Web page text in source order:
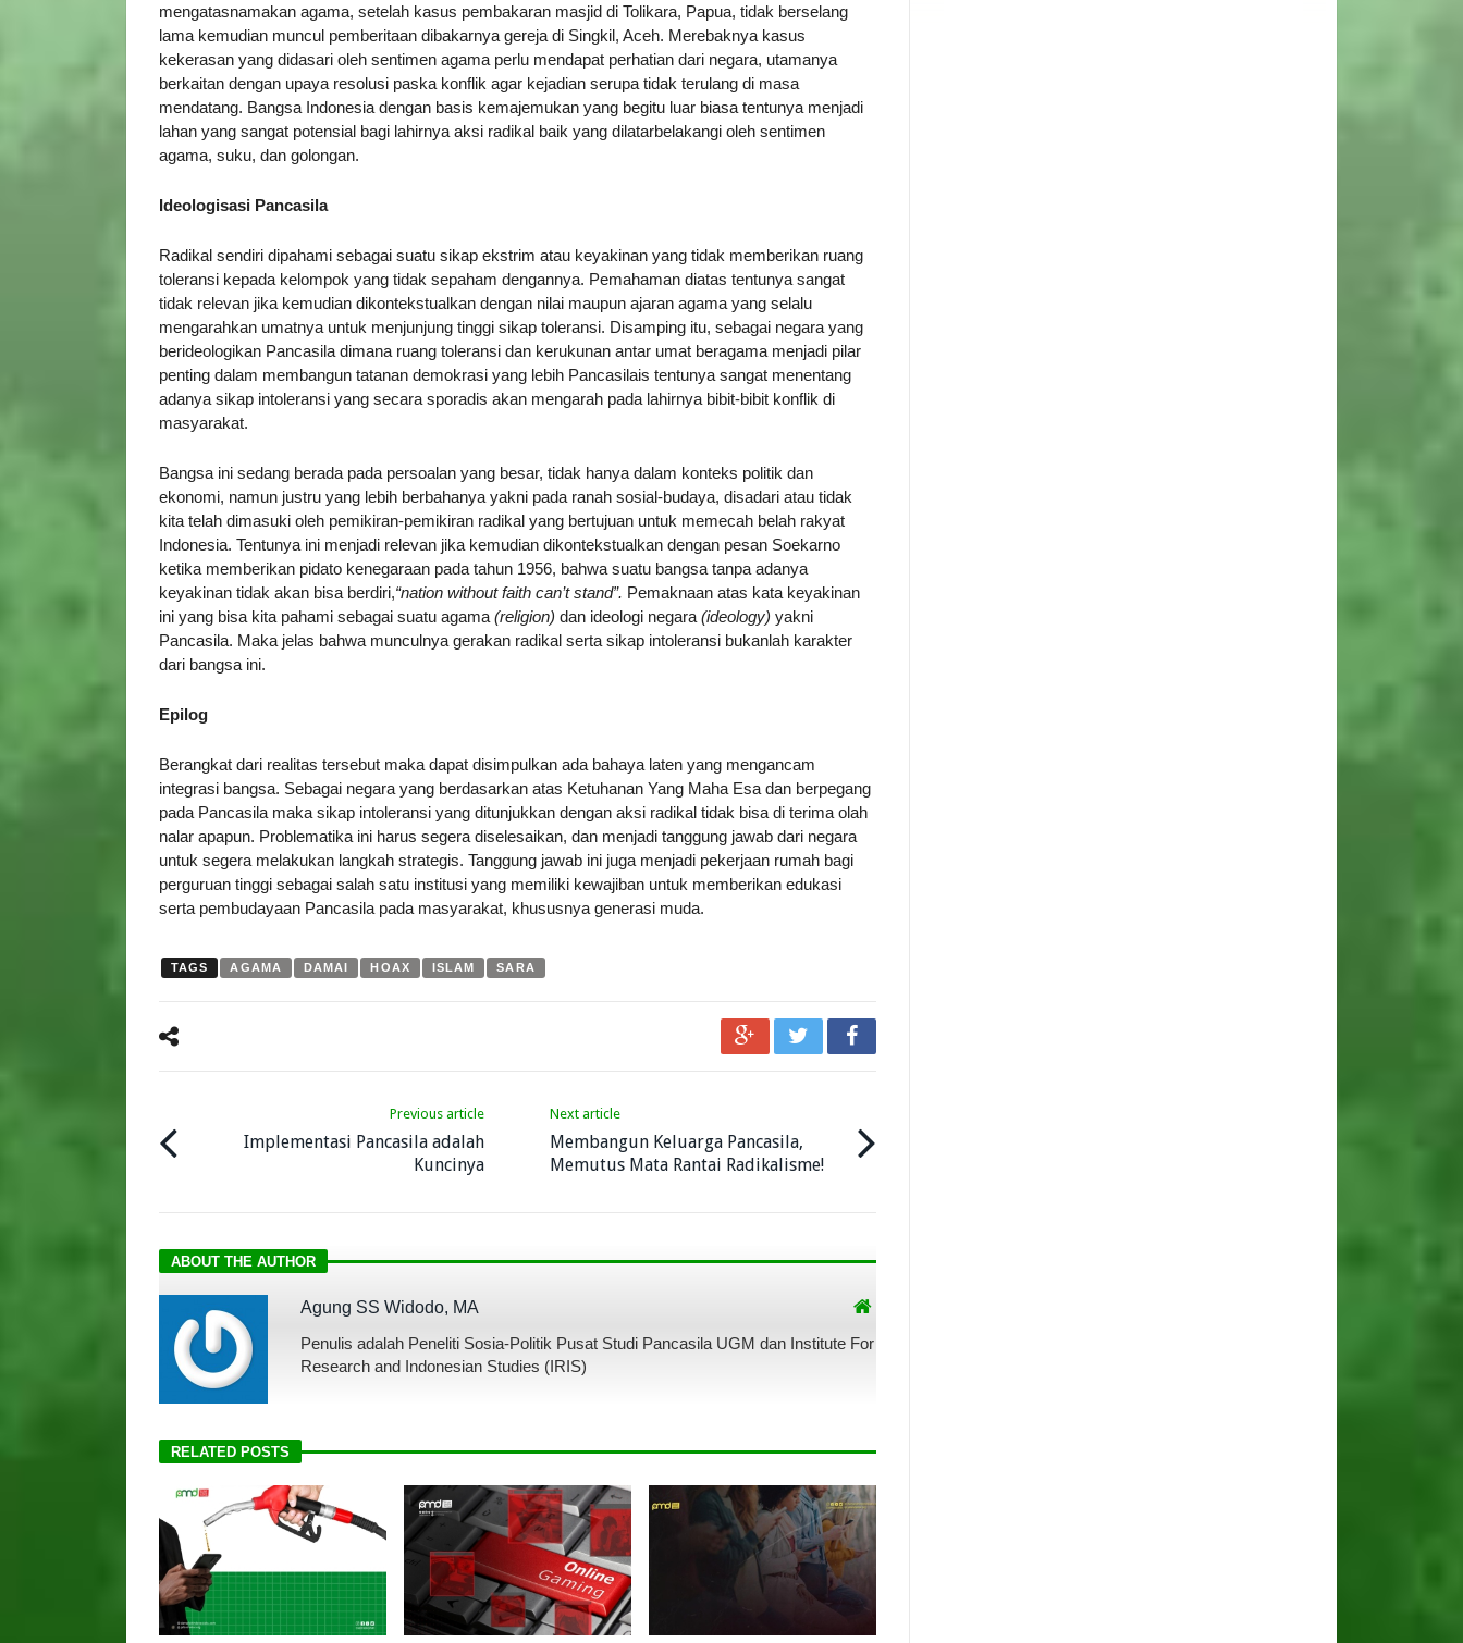
mengatasnamakan agama, setelah kasus pembakaran masjid di Tolikara, Papua, tidak berselang
lama kemudian muncul pemberitaan dibakarnya gereja di Singkil, Aceh. Merebaknya kasus
kekerasan yang didasari oleh sentimen agama perlu mendapat perhatian dari negara, utamanya
berkaitan dengan upaya resolusi paska konflik agar kejadian serupa tidak terulang di masa
mendatang. Bangsa Indonesia dengan basis kemajemukan yang begitu luar biasa tentunya menjadi
lahan yang sangat potensial bagi lahirnya aksi radikal baik yang dilatarbelakangi oleh sentimen
agama, suku, dan golongan.
Ideologisasi Pancasila
Radikal sendiri dipahami sebagai suatu sikap ekstrim atau keyakinan yang tidak memberikan ruang
toleransi kepada kelompok yang tidak sepaham dengannya. Pemahaman diatas tentunya sangat
tidak relevan jika kemudian dikontekstualkan dengan nilai maupun ajaran agama yang selalu
mengarahkan umatnya untuk menjunjung tinggi sikap toleransi. Disamping itu, sebagai negara yang
berideologikan Pancasila dimana ruang toleransi dan kerukunan antar umat beragama menjadi pilar
penting dalam membangun tatanan demokrasi yang lebih Pancasilais tentunya sangat menentang
adanya sikap intoleransi yang secara sporadis akan mengarah pada lahirnya bibit-bibit konflik di
masyarakat.
Bangsa ini sedang berada pada persoalan yang besar, tidak hanya dalam konteks politik dan
ekonomi, namun justru yang lebih berbahanya yakni pada ranah sosial-budaya, disadari atau tidak
kita telah dimasuki oleh pemikiran-pemikiran radikal yang bertujuan untuk memecah belah rakyat
Indonesia. Tentunya ini menjadi relevan jika kemudian dikontekstualkan dengan pesan Soekarno
ketika memberikan pidato kenegaraan pada tahun 1956, bahwa suatu bangsa tanpa adanya
keyakinan tidak akan bisa berdiri,“nation without faith can’t stand”. Pemaknaan atas kata keyakinan
ini yang bisa kita pahami sebagai suatu agama (religion) dan ideologi negara (ideology) yakni
Pancasila. Maka jelas bahwa munculnya gerakan radikal serta sikap intoleransi bukanlah karakter
dari bangsa ini.
Epilog
Berangkat dari realitas tersebut maka dapat disimpulkan ada bahaya laten yang mengancam
integrasi bangsa. Sebagai negara yang berdasarkan atas Ketuhanan Yang Maha Esa dan berpegang
pada Pancasila maka sikap intoleransi yang ditunjukkan dengan aksi radikal tidak bisa di terima olah
nalar apapun. Problematika ini harus segera diselesaikan, dan menjadi tanggung jawab dari negara
untuk segera melakukan langkah strategis. Tanggung jawab ini juga menjadi pekerjaan rumah bagi
perguruan tinggi sebagai salah satu institusi yang memiliki kewajiban untuk memberikan edukasi
serta pembudayaan Pancasila pada masyarakat, khususnya generasi muda.
TAGS AGAMA DAMAI HOAX ISLAM SARA
Previous article
Implementasi Pancasila adalah
Kuncinya
Next article
Membangun Keluarga Pancasila,
Memutus Mata Rantai Radikalisme!
ABOUT THE AUTHOR
Agung SS Widodo, MA
Penulis adalah Peneliti Sosia-Politik Pusat Studi Pancasila UGM dan Institute For
Research and Indonesian Studies (IRIS)
RELATED POSTS